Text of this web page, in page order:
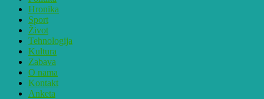
Hronika
Sport
Život
Tehnologija
Kultura
Zabava
O nama
Kontakt
Anketa